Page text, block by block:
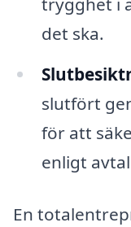
det ska.
slutfört
för att
enligt
En